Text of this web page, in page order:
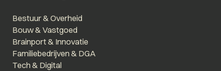
Bestuur & Overheid
Bouw & Vastgoed
Brainport & Innovatie
Familiebedrijven & DGA
Tech & Digital